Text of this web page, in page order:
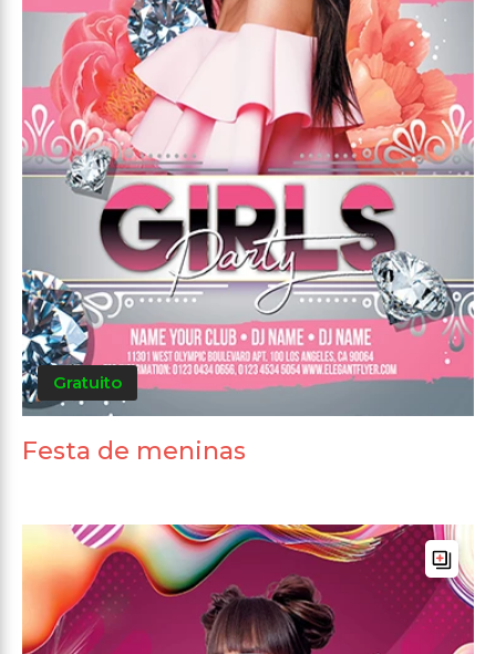
Gratuito
Festa de meninas